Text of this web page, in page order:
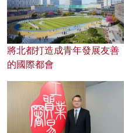
將北都打造成青年發展友善
的國際都會